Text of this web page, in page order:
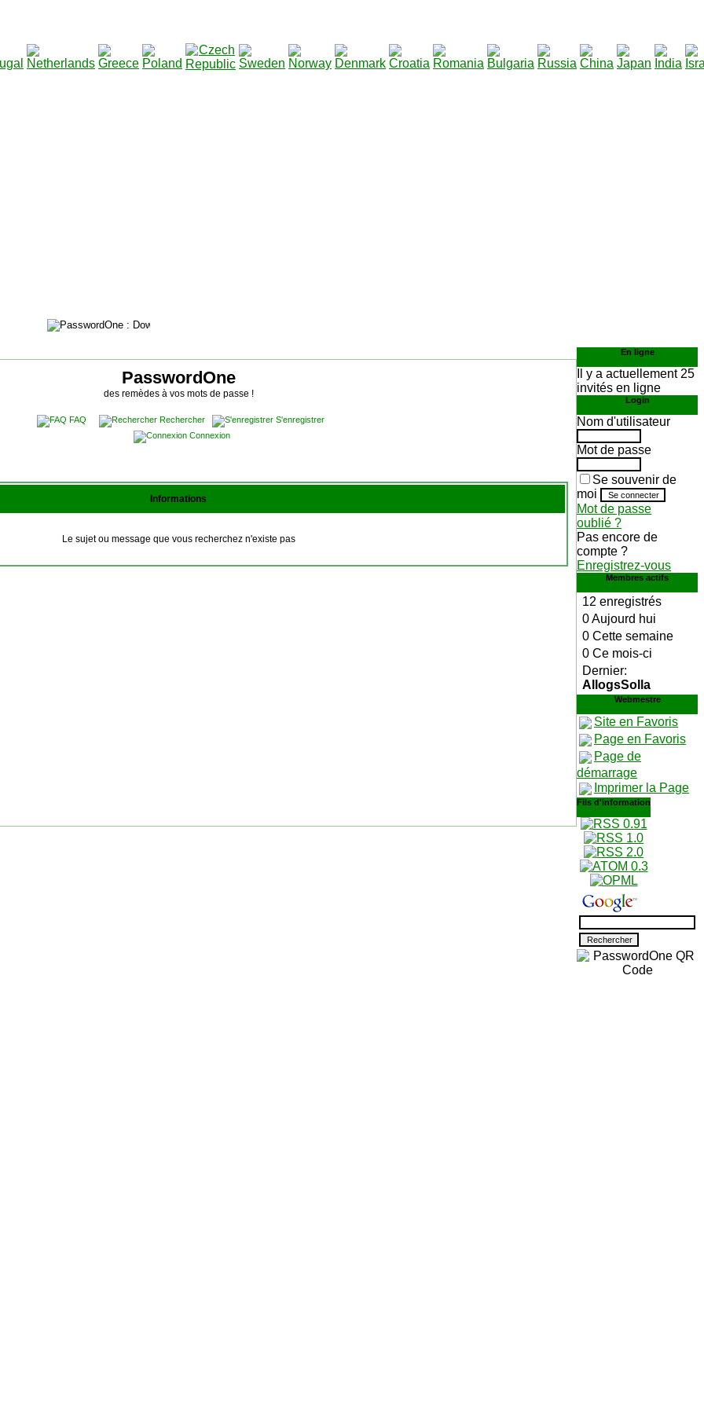
PasswordOne
des remèdes à vos mots de passe !
FAQ Rechercher
S'enregistrer
Connexion
Informations
Le sujet ou message que vous recherchez n'existe pas
En ligne
Il y a actuellement 25
invités en ligne
Login
Nom d'utilisateur
Mot de passe
Se souvenir de
moi
Mot de passe
oublié ?
Pas encore de
compte ?
Enregistrez-vous
Membres actifs
12 enregistrés
0 Aujourd hui
0 Cette semaine
0 Ce mois-ci
Dernier:
AllogsSolla
Webmestre
Site en Favoris
Page en Favoris
Page de
démarrage
Imprimer la Page
Fils d'information